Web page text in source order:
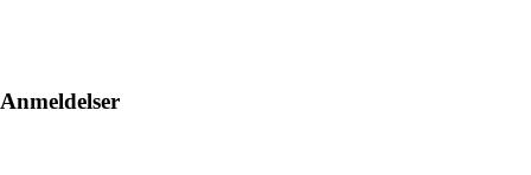
Anmeldelser